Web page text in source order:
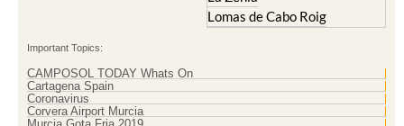
Resort
La Zenia
Important Topics:
CAMPOSOL TODAY Whats On
Cartagena Spain